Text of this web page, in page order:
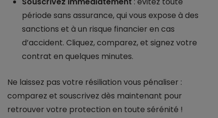
période sans assurance, qui vous expose à des
sanctions et à un risque financier en cas
d’accident. Cliquez, comparez, et signez votre
contrat en quelques minutes.
Ne laissez pas votre résiliation vous pénaliser :
comparez et souscrivez dès maintenant pour
retrouver votre protection en toute sérénité !